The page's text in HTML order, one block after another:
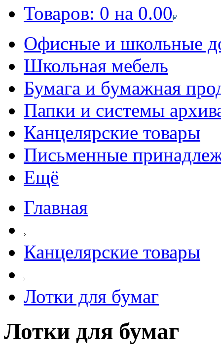
Товаров: 0 на 0.00
Офисные и школьные
Школьная мебель
Бумага и бумажная
Папки и системы
Канцелярские товары
Письменные
Ещё
Главная
Канцелярские товары
Лотки для бумаг
Лотки для бумаг